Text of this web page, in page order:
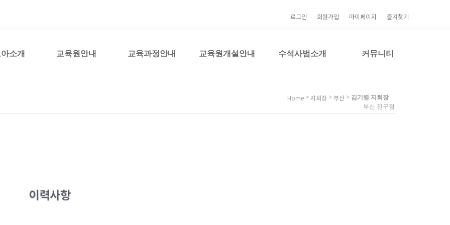
로그인 회원가입 마이페이지 즐겨찾기
소개 교육원안내 교육과정안내 교육원개설안내 수석사범소개 커뮤니티
Home >지회장 >부산 > 김기령 지회장
부산 진구점